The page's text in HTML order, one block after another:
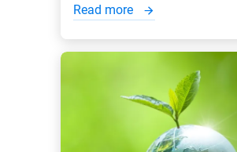
Read more